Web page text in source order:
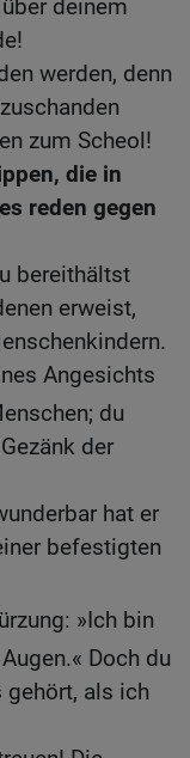
deinem
werden, denn
zum Scheol!
die in
reden gegen
bereithältst
erweist,
Angesichts
du
der
hat er
befestigten
»Ich bin
Doch du
als ich